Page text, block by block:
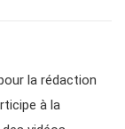
la rédaction
à la